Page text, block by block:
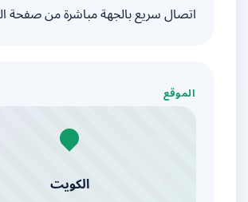
اتصال سريع بالجهة مباشرة من صفحة الدليل.
الموقع
الكويت